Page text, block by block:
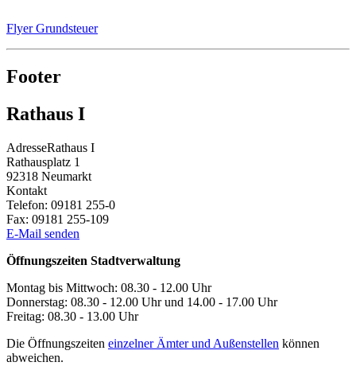
Flyer Grundsteuer
Footer
Rathaus I
AdresseRathaus I
Rathausplatz 1
92318 Neumarkt
Kontakt
Telefon: 09181 255-0
Fax: 09181 255-109
E-Mail senden
Öffnungszeiten Stadtverwaltung
Montag bis Mittwoch: 08.30 - 12.00 Uhr
Donnerstag: 08.30 - 12.00 Uhr und 14.00 - 17.00 Uhr
Freitag: 08.30 - 13.00 Uhr
Die Öffnungszeiten einzelner Ämter und Außenstellen können
abweichen.